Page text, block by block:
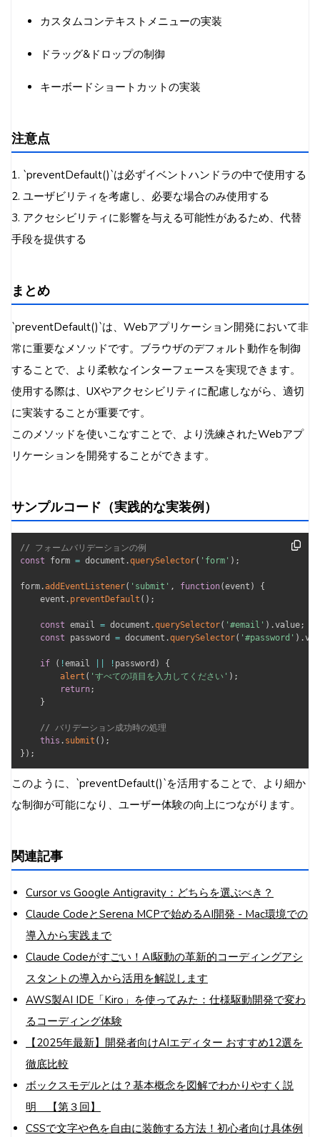
カスタムコンテキストメニューの実装
ドラッグ&ドロップの制御
キーボードショートカットの実装
注意点
1. `preventDefault()`は必ずイベントハンドラの中で使用する
2. ユーザビリティを考慮し、必要な場合のみ使用する
3. アクセシビリティに影響を与える可能性があるため、代替
手段を提供する
まとめ
`preventDefault()`は、Webアプリケーション開発において非
常に重要なメソッドです。ブラウザのデフォルト動作を制御
することで、より柔軟なインターフェースを実現できます。
使用する際は、UXやアクセシビリティに配慮しながら、適切
に実装することが重要です。
このメソッドを使いこなすことで、より洗練されたWebアプ
リケーションを開発することができます。
サンプルコード（実践的な実装例）
// フォームバリデーションの例
const form = document .querySelector( 'form' ) ;
form .addEventListener( 'submit' , function(event )
{
    event
. preventDefault ( ) ;
const email = document .querySelector( '#email' ) .value;
const password = document .querySelector( '#password' ) .
if ( !email ! password )
{
alert ( 'すべての項目を入力してください' ) ;
return;
}
// バリデーション成功時の処理
this . submit ( ) ;
} ) ;
このように、`preventDefault()`を活用することで、より細か
な制御が可能になり、ユーザー体験の向上につながります。
関連記事
Cursor vs Google Antigravity：どちらを選ぶべき？
Claude CodeとSerena MCPで始めるAI開発 - Mac環境での
導入から実践まで
Claude Codeがすごい！AI駆動の革新的コーディングアシ
スタントの導入から活用を解説します
AWS製AI IDE「Kiro」を使ってみた：仕様駆動開発で変わ
るコーディング体験
【2025年最新】開発者向けAIエディター おすすめ12選を
徹底比較
ボックスモデルとは？基本概念を図解でわかりやすく説
明 【第３回】
CSSで文字や色を自由に装飾する方法！初心者向け具体例